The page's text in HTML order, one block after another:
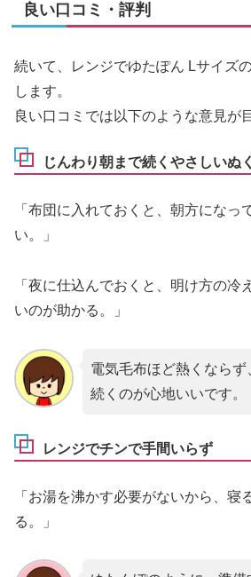
良い口コミ・評判
続いて、レンジでゆたぽん Lサイズ
します。
良い口コミでは以下のような意見が
じんわり朝まで続くやさしいぬ
「布団に入れておくと、朝方になっ
い。」
「夜に仕込んでおくと、明け方の冷
いのが助かる。」
電気毛布ほど熱くなら
続くのが心地いいです。
レンジでチンで手間いらず
「お湯を沸かす必要がないから、寝
る。」